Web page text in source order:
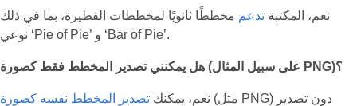
نعم، المكتبة تدعم مخططًا ثانويًا لمخططات الفطيرة، بما في ذلك
نوعي ‘Pie of Pie’ و ‘Bar of Pie’.
هل يمكنني تصدير المخطط فقط كصورة (على سبيل المثال PNG)؟
نعم، يمكنك تصدير المخطط نفسه كصورة
(مثل PNG) دون تصدير